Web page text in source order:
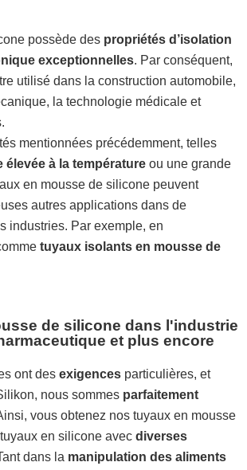
possède des propriétés d’isolation
exceptionnelles. Par conséquent,
utilisé dans la construction automobile,
la technologie médicale et
mentionnées précédemment, telles
élevée à la température ou une grande
en mousse de silicone peuvent
autres applications dans de
industries. Par exemple, en
tuyaux isolants en mousse de
de silicone dans l'industrie
et plus encore
ont des exigences particulières, et
nous sommes parfaitement
vous obtenez nos tuyaux en mousse
en silicone avec diverses
dans la manipulation des aliments